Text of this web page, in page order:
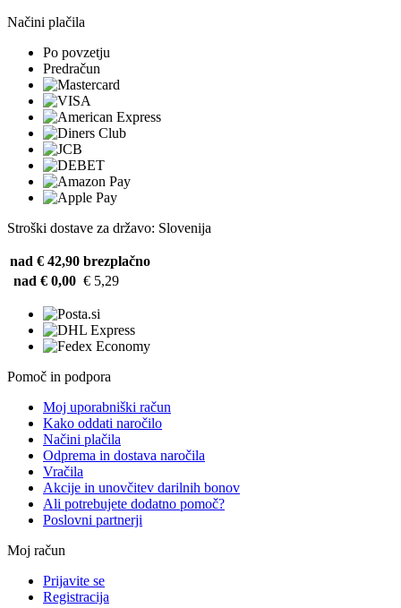
Načini plačila
Po povzetju
Predračun
Stroški dostave za državo: Slovenija
nad € 42,90 brezplačno
nad € 0,00 € 5,29
Pomoč in podpora
Moj uporabniški račun
Kako oddati naročilo
Načini plačila
Odprema in dostava naročila
Vračila
Akcije in unovčitev darilnih bonov
Ali potrebujete dodatno pomoč?
Poslovni partnerji
Moj račun
Prijavite se
Registracija